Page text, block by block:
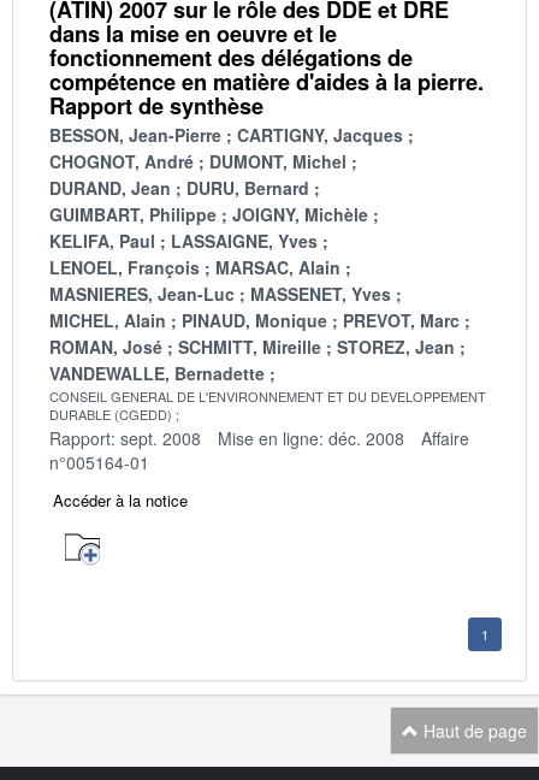
(ATIN) 2007 sur le rôle des DDE et DRE
dans la mise en oeuvre et le
fonctionnement des délégations de
compétence en matière d'aides à la pierre.
Rapport de synthèse
BESSON, Jean-Pierre
CARTIGNY, Jacques
CHOGNOT, André
DUMONT, Michel
DURAND, Jean
DURU, Bernard
GUIMBART, Philippe
JOIGNY, Michèle
KELIFA, Paul
LASSAIGNE, Yves
LENOEL, François
MARSAC, Alain
MASNIERES, Jean-Luc
MASSENET, Yves
MICHEL, Alain
PINAUD, Monique
PREVOT, Marc
ROMAN, José
SCHMITT, Mireille
STOREZ, Jean
VANDEWALLE, Bernadette
CONSEIL GENERAL DE L'ENVIRONNEMENT ET DU DEVELOPPEMENT
DURABLE (CGEDD)
Rapport: sept. 2008 Mise en ligne: déc. 2008
Affaire
n°005164-01
Accéder à la notice
1
Haut de page